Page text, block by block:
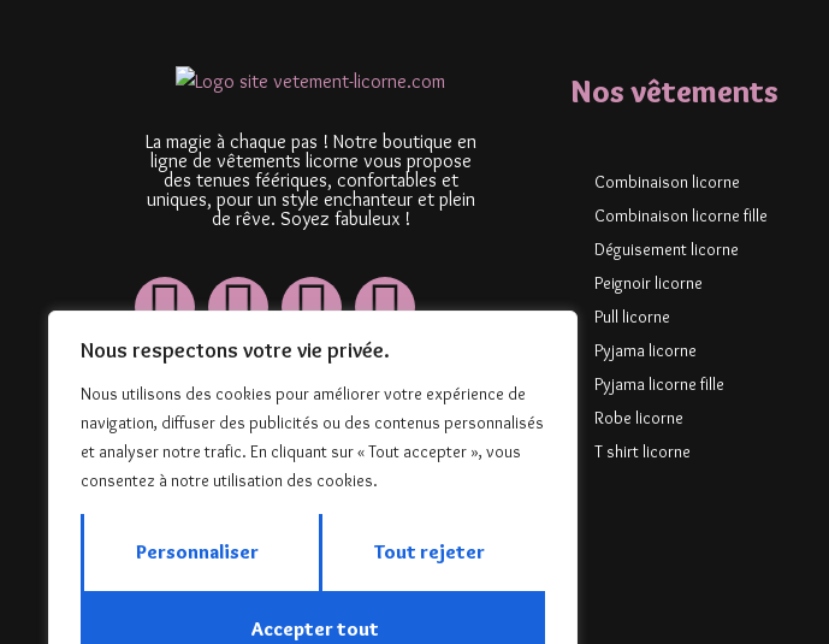
Nous respectons votre vie privée.
Nous utilisons des cookies pour améliorer votre expérience de
navigation, diffuser des publicités ou des contenus personnalisés
et analyser notre trafic. En cliquant sur « Tout accepter », vous
consentez à notre utilisation des cookies.
Personnaliser Tout rejeter
Accepter tout
La magie à chaque pas ! Notre boutique en
ligne de vêtements licorne vous propose
des tenues féériques, confortables et
uniques, pour un style enchanteur et plein
de rêve. Soyez fabuleux !
Nos vêtements
Combinaison licorne
Combinaison licorne fille
Déguisement licorne
Peignoir licorne
Pull licorne
Pyjama licorne
Pyjama licorne fille
Robe licorne
T shirt licorne